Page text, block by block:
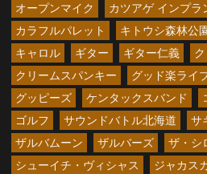
オープンマイク
カツアゲ インプラ
カラフルパレット
キトウシ森林公
キャロル
ギター ギター仁義
クリームスパンキー
グッド楽ライ
グッピーズ
ケンタックスバンド
ゴルフ
サウンドバトル北海道 サ
ザルバムーン
ザルバーズ
ザ・シ
シューイチ・ヴィシャス
ジャカス